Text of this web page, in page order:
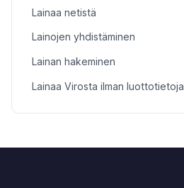
Lainaa netistä
Lainojen yhdistäminen
Lainan hakeminen
Lainaa Virosta ilman luottotietoja